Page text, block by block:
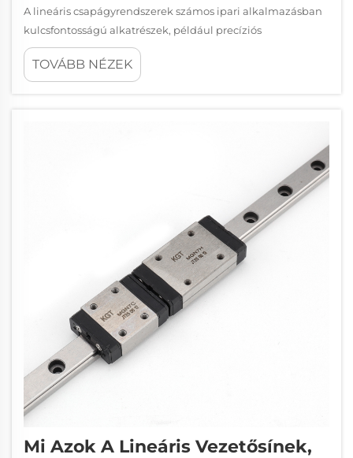
A lineáris csapágyrendszerek számos ipari alkalmazásban
kulcsfontosságú alkatrészek, például precíziós
megmunkálóközpontokban, automatizált szerelősorokon,
orvosi diagnosztikai eszközökön és félvezető-gyártó
TOVÁBB NÉZEK
Mi Azok A Lineáris Vezetősínek,